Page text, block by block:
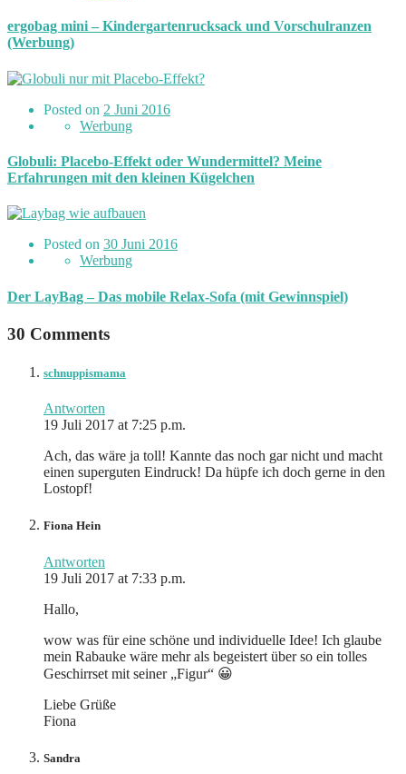
ergobag mini – Kindergartenrucksack und Vorschulranzen
(Werbung)
Posted on 2 Juni 2016
Werbung
Globuli: Placebo-Effekt oder Wundermittel? Meine
Erfahrungen mit den kleinen Kügelchen
Posted on 30 Juni 2016
Werbung
Der LayBag – Das mobile Relax-Sofa (mit Gewinnspiel)
30 Comments
schnuppismama
Antworten
19 Juli 2017 at 7:25 p.m.
Ach, das wäre ja toll! Kannte das noch gar nicht und macht
einen superguten Eindruck! Da hüpfe ich doch gerne in den
Lostopf!
Fiona Hein
Antworten
19 Juli 2017 at 7:33 p.m.
Hallo,
wow was für eine schöne und individuelle Idee! Ich glaube
mein Rabauke wäre mehr als begeistert über so ein tolles
Geschirrset mit seiner „Figur“ 😀
Liebe Grüße
Fiona
Sandra